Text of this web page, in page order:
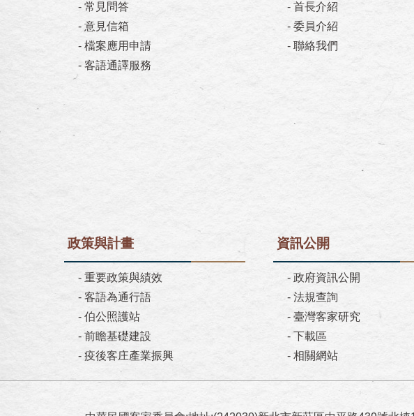
- 常見問答
- 意見信箱
- 檔案應用申請
- 客語通譯服務
- 首長介紹
- 委員介紹
- 聯絡我們
政策與計畫
- 重要政策與績效
- 客語為通行語
- 伯公照護站
-前瞻基礎建設
- 疫後客庄產業振興
資訊公開
- 政府資訊公開
- 法規查詢
- 臺灣客家研究
- 下載區
- 相關網站